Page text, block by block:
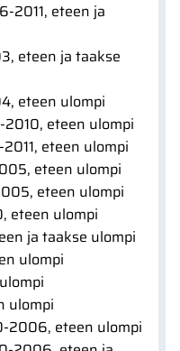
2011, eteen ja
eteen ja taakse
eteen ulompi
eteen ulompi
eteen ulompi
eteen ulompi
eteen ulompi
eteen ulompi
ja taakse ulompi
ulompi
ulompi
2006, eteen ulompi